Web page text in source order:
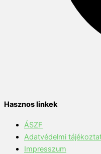
Hasznos linkek
ÁSZF
Adatvédelmi
Impresszum